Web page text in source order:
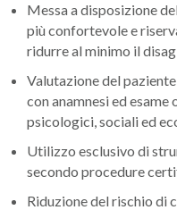
Messa a disposizione
più confortevole e
ridurre al minimo il
Valutazione del
con anamnesi ed
psicologici, sociali ed
Utilizzo esclusivo di
secondo procedure
Riduzione del rischio di